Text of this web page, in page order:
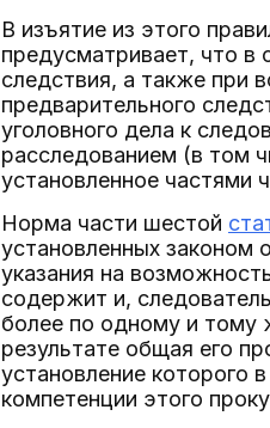
В изъятие из этого
предусматривает, что в
следствия, а также при
предварительного
уголовного дела к
расследованием (в том
установленное частями
Норма части шестой
установленных
указания на
содержит и,
более по одному и тому
результате общая его
установление которого
компетенции этого